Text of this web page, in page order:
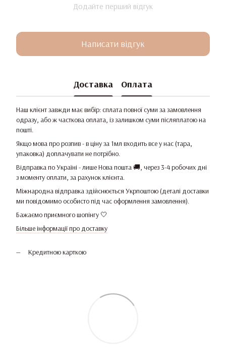
Додайте перший відгук
Написати відгук
Доставка Оплата
Наш клієнт завжди має вибір: сплата повної суми за замовлення
одразу, або ж часткова оплата, із залишком суми післяплатою на
пошті.
Якщо мова про розпив - в ціну за 1мл входить все у нас (тара,
упаковка) доплачувати не потрібно.
Відправка по Україні - лише Нова пошта 🚚, через 3-4 робочих дні
з моменту оплати, за рахунок клієнта.
Міжнародна відправка здійснюється Укрпоштою (деталі доставки
ми повідомимо особисто під час оформлення замовлення).
Бажаємо приємного шопінгу 🤍
Більше інформації про доставку
Кредитною карткою